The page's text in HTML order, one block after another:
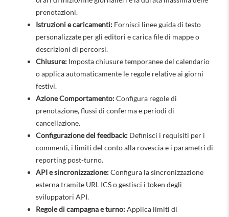
prenotazioni.
Istruzioni e caricamenti: Fornisci linee guida di testo
personalizzate per gli editori e carica file di mappe o
descrizioni di percorsi.
Chiusure: Imposta chiusure temporanee del calendario
o applica automaticamente le regole relative ai giorni
festivi.
Azione Comportamento:Configura regole di
prenotazione, flussi di conferma e periodi di
cancellazione.
Configurazione del feedback: Definisci i requisiti per i
commenti, i limiti del conto alla rovescia e i parametri di
reporting post-turno.
API e sincronizzazione:Configura la sincronizzazione
esterna tramite URL ICS o gestisci i token degli
sviluppatori API.
Regole di campagna e turno:Applica limiti di